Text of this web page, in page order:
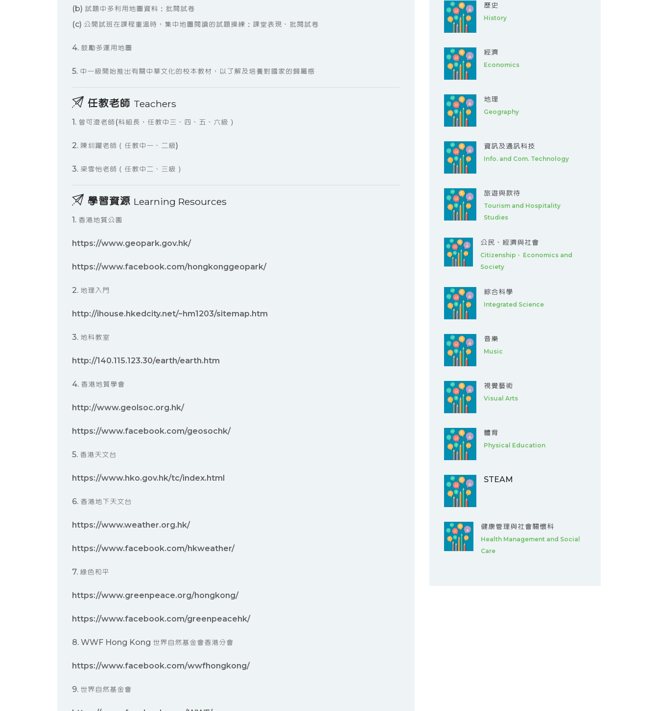
(b) 試題中多利用地圖資料：批閱試卷
(c) 公開試班在課程重溫時，集中地圖閱讀的試題操練：課堂表現、批閱試卷
4. 鼓勵多運用地圖
5. 中一級開始推出有關中華文化的校本教材，以了解及培養對國家的歸屬感
任教老師 Teachers
1. 曾可澄老師(科組長，任教中三、四、五、六級）
2. 陳圳躍老師（任教中一、二級)
3. ⁠梁雪怡老師（任教中二、三級）
學習資源 Learning Resources
1. 香港地質公園
https://www.geopark.gov.hk/
https://www.facebook.com/hongkonggeopark/
2. 地理入門
http://ihouse.hkedcity.net/~hm1203/sitemap.htm
3. 地科教室
http://140.115.123.30/earth/earth.htm
4. 香港地質學會
http://www.geolsoc.org.hk/
https://www.facebook.com/geosochk/
5. 香港天文台
https://www.hko.gov.hk/tc/index.html
6. 香港地下天文台
https://www.weather.org.hk/
https://www.facebook.com/hkweather/
7. 綠色和平
https://www.greenpeace.org/hongkong/
https://www.facebook.com/greenpeacehk/
8. WWF Hong Kong 世界自然基金會香港分會
https://www.facebook.com/wwfhongkong/
9. 世界自然基金會
歷史
History
經濟
Economics
地理
Geography
資訊及通訊科技
Info. and Com. Technology
旅遊與款待
Tourism and Hospitality
Studies
公民、經濟與社會
Citizenship， Economics and
Society
綜合科學
Integrated Science
音樂
Music
視覺藝術
Visual Arts
體育
Physical Education
STEAM
健康管理與社會關懷科
Health Management and Social
Care